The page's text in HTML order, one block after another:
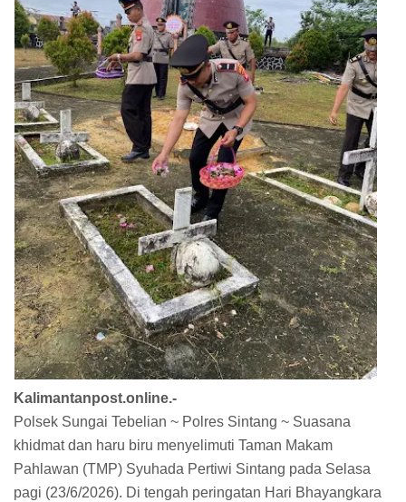
Kalimantanpost.online.-
Polsek Sungai Tebelian ~ Polres Sintang ~ Suasana
khidmat dan haru biru menyelimuti Taman Makam
Pahlawan (TMP) Syuhada Pertiwi Sintang pada Selasa
pagi (23/6/2026). Di tengah peringatan Hari Bhayangkara